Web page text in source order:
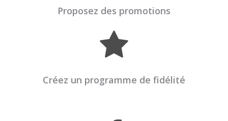
Proposez des promotions
Créez un programme de fidélité